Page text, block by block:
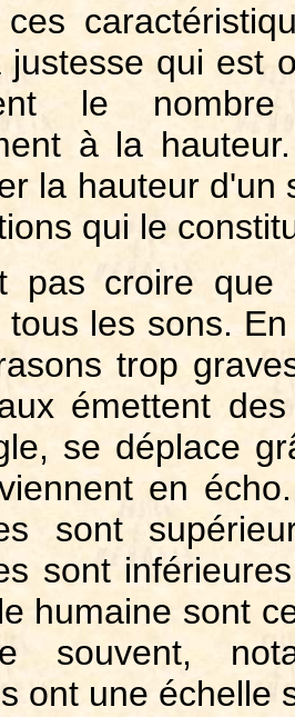
justesse qui est
le
à la
la hauteur
qui le
pas croire que
tous les sons.
trop
émettent
se déplace
en
sont
sont
humaine sont
souvent,
ont une échelle